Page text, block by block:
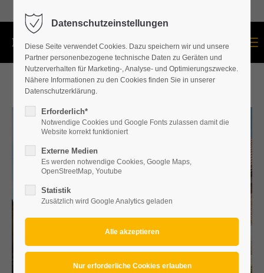
Datenschutzeinstellungen
Diese Seite verwendet Cookies. Dazu speichern wir und unsere
Partner personenbezogene technische Daten zu Geräten und
Nutzerverhalten für Marketing-, Analyse- und Optimierungszwecke.
Nähere Informationen zu den Cookies finden Sie in unserer
Datenschutzerklärung.
Erforderlich*
Notwendige Cookies und Google Fonts zulassen damit die
Website korrekt funktioniert
Externe Medien
Es werden notwendige Cookies, Google Maps,
OpenStreetMap, Youtube
Statistik
Zusätzlich wird Google Analytics geladen